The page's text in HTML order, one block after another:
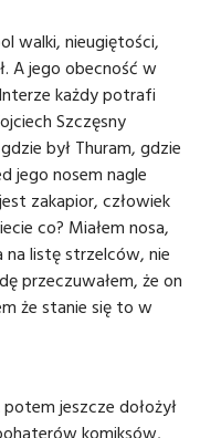
walki, nieugiętości,
A jego obecność w
każdy potrafi
Szczęsny
był Thuram, gdzie
jego nosem nagle
zakapior, człowiek
co? Miałem nosa,
na listę strzelców, nie
przeczuwałem, że on
że stanie się to w
jeszcze dołożył